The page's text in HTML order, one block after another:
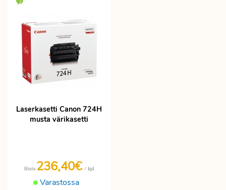
Laserkasetti Canon 724H
musta värikasetti
Varastossa
Hinta 236,40€ / kpl